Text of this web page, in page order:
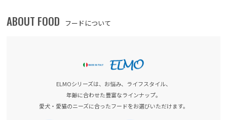
ABOUT FOOD フードについて
ELMOシリーズは、お悩み、ライフスタイル、
年齢に合わせた豊富なラインナップ。
愛犬・愛猫のニーズに合ったフードをお選びいただけます。